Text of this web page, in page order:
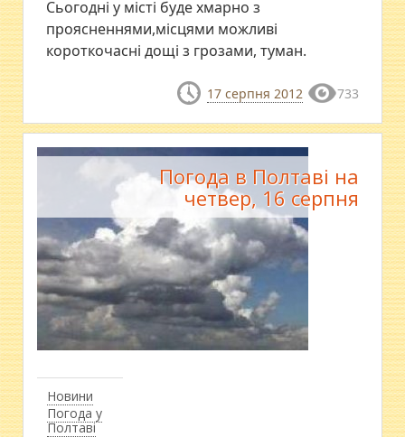
Сьогодні у місті буде хмарно з
проясненнями,місцями можливі
короткочасні дощі з грозами, туман.
17 серпня 2012 733
Новини
Погода у
Полтаві
Погода в Полтаві на
четвер, 16 серпня